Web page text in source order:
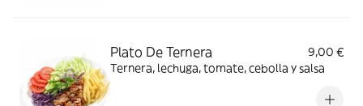
Plato De Ternera
9,00 €
Ternera, lechuga, tomate, cebolla y salsa